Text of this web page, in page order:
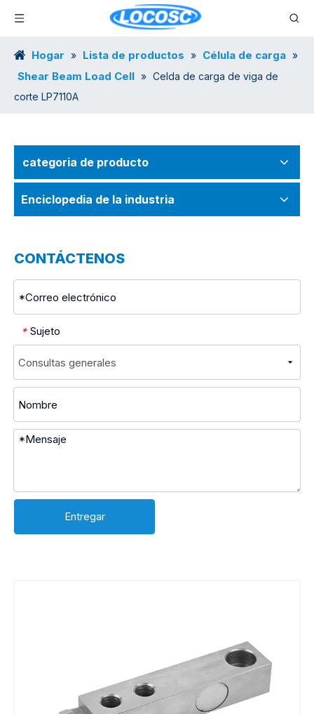
Hogar » Lista de productos » Célula de carga »
Shear Beam Load Cell » Celda de carga de viga de
corte LP7110A
categoria de producto
Enciclopedia de la industria
CONTÁCTENOS
* Sujeto
Entregar